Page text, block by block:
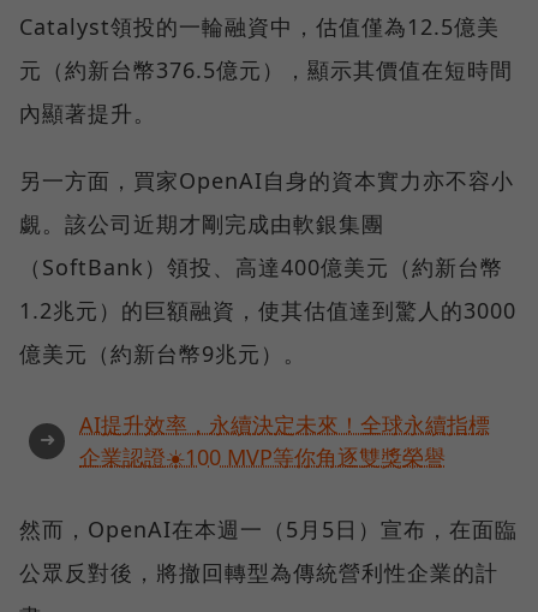
Catalyst領投的一輪融資中，估值僅為12.5億美
元（約新台幣376.5億元），顯示其價值在短時間
內顯著提升。
另一方面，買家OpenAI自身的資本實力亦不容小
覷。該公司近期才剛完成由軟銀集團
（SoftBank）領投、高達400億美元（約新台幣
1.2兆元）的巨額融資，使其估值達到驚人的3000
億美元（約新台幣9兆元）。
➜
AI提升效率，永續決定未來！全球永續指標
企業認證☀️100 MVP等你角逐雙獎榮譽
然而，OpenAI在本週一（5月5日）宣布，在面臨
公眾反對後，將撤回轉型為傳統營利性企業的計